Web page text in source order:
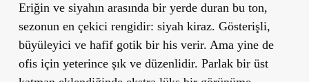
Eriğin ve siyahın arasında bir yerde duran bu ton,
sezonun en çekici rengidir: siyah kiraz. Gösterişli,
büyüleyici ve hafif gotik bir his verir. Ama yine de
ofis için yeterince şık ve düzenlidir. Parlak bir üst